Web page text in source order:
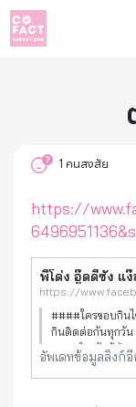
1คนสงสัย
https://
พี่โด่ง อู๊ดดี้ซัง แง๊
####ใครชอบกินไ
กินติดต่อกันทุกวัน
//// สำหรับผุ้ป่วย
คับ จะทำลวกหรือ
........คนทั่วไป
อัพเดทข้อมูลลิงก์อี